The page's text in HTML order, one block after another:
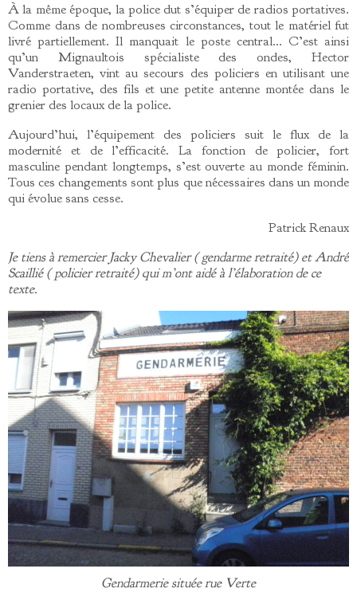
À la même époque, la police dut s’équiper de radios portatives.
Comme dans de nombreuses circonstances, tout le matériel fut
livré partiellement. Il manquait le poste central… C’est ainsi
qu’un Mignaultois spécialiste des ondes, Hector
Vanderstraeten, vint au secours des policiers en utilisant une
radio portative, des fils et une petite antenne montée dans le
grenier des locaux de la police.
Aujourd’hui, l’équipement des policiers suit le flux de la
modernité et de l’efficacité. La fonction de policier, fort
masculine pendant longtemps, s’est ouverte au monde féminin.
Tous ces changements sont plus que nécessaires dans un monde
qui évolue sans cesse.
Patrick Renaux
Je tiens à remercier Jacky Chevalier ( gendarme retraité) et André
Scaillié ( policier retraité)qui m’ont aidé à l’élaboration de ce
texte.
Gendarmerie située rue Verte